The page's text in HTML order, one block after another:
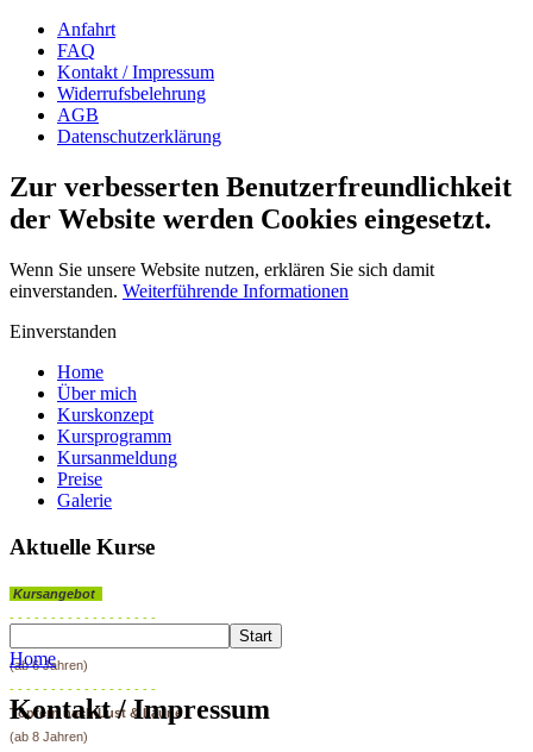
Anfahrt
FAQ
Kontakt / Impressum
Widerrufsbelehrung
AGB
Datenschutzerklärung
Zur verbesserten Benutzerfreundlichkeit
der Website werden Cookies eingesetzt.
Wenn Sie unsere Website nutzen, erklären Sie sich damit
einverstanden. Weiterführende Informationen
Einverstanden
Home
Über mich
Kurskonzept
Kursprogramm
Kursanmeldung
Preise
Galerie
Aktuelle Kurse
Kursangebot
- - - - - - - - - - - - - - - - - -
(ab 6 Jahren)
- - - - - - - - - - - - - - - - - -
Töpfern nach Lust & Laune
(ab 8 Jahren)
Home
Kontakt / Impressum